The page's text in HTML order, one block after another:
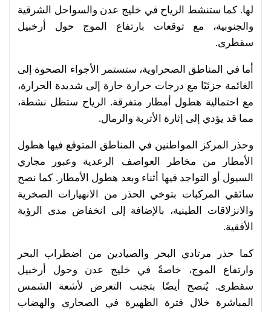
لها. كما ستنشط الرياح في خليج عدن والسواحل الشرقية
والجنوبية، مع توقعات بارتفاع الموج حول أرخبيل
سقطرى.
أما في المناطق الصحراوية، ستستمر الأجواء الصحوة إلى
الغائمة جزئيًا مع درجات حرارة حارة إلى شديدة الحرارة،
مع احتمالية هطول أمطار متفرقة. الرياح ستظل نشطة،
مما قد يؤدي إلى إثارة الأتربة والرمال.
وحذر المركز المواطنين في المناطق المتوقع فيها هطول
الأمطار من مخاطر العواصف الرعدية وعبور مجاري
السيول أو التواجد فيها أثناء وبعد هطول الأمطار. كما نصح
سائقي المركبات بتوخي الحذر من الانهيارات الصخرية
والانزلاقات الطينية، بالإضافة إلى انخفاض مدى الرؤية
الأفقية.
كما حذر مرتادي البحر والصيادين من اضطراب البحر
وارتفاع الموج، خاصةً في خليج عدن وحول أرخبيل
سقطرى. يُنصح أيضًا بتجنب التعرض لأشعة الشمس
المباشرة خلال فترة الظهيرة في الصحارى والهضاب